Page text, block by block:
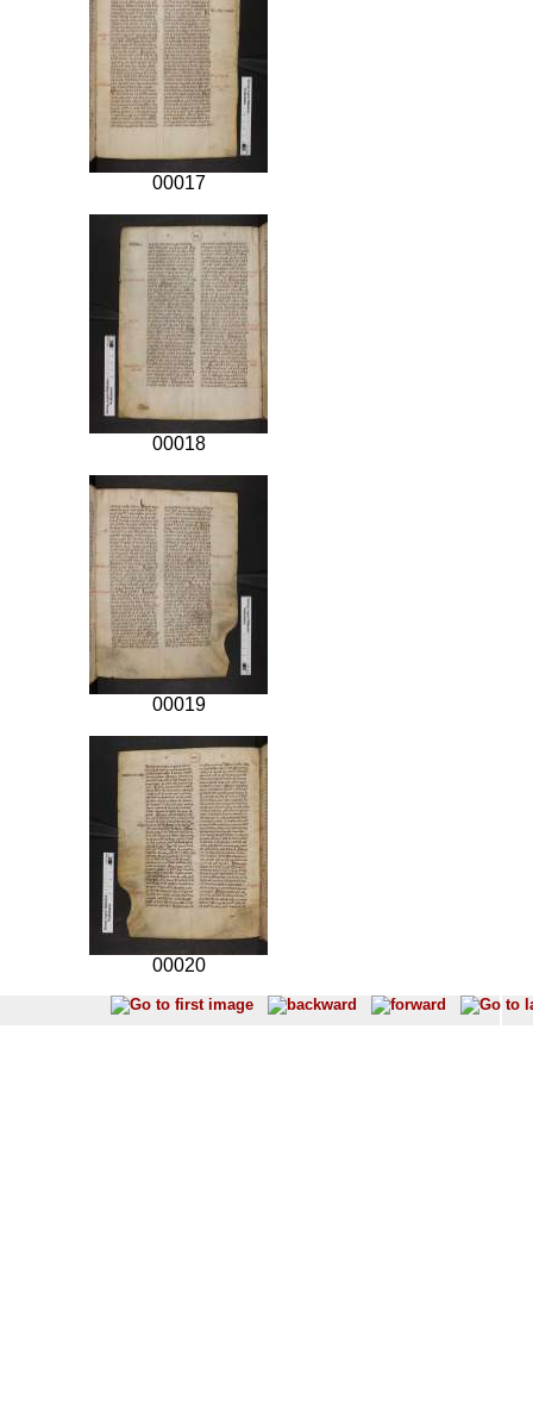
00017
00018
00019
00020